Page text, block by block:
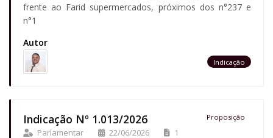
frente ao Farid supermercados, próximos dos n°237 e
n°1
Autor
Indicação
Indicação Nº 1.013/2026 Proposição
Parlamentar 22/06/2026 1